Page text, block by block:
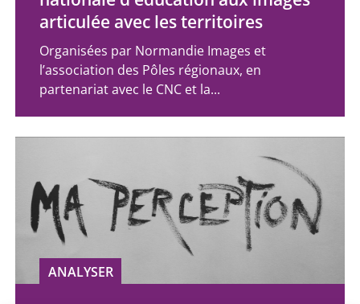
articulée avec les territoires
Organisées par Normandie Images et
l’association des Pôles régionaux, en
partenariat avec le CNC et la...
ANALYSER